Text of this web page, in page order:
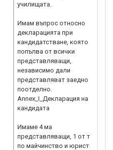
училищата.
Имам въпрос относно
декларацията при
кандидатстване, която се
попълва от всички
представляващи,
независимо дали
представляват заедно и
поотделно.
Annex_I_Декларация на
кандидата
Имаме 4 ма
представляващи, 1 от тях е
по майчинство и юристите